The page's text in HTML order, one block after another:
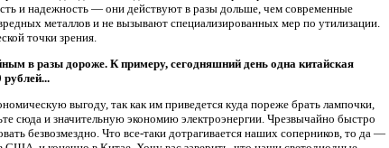
и надежность — они действуют в разы дольше, чем современные
металлов и не вызывают специализированных мер по утилизации.
точки зрения.
в разы дороже. К примеру, сегодняшний день одна китайская
выгоду, так как им приведется куда пореже брать лампочки,
сюда и значительную экономию электроэнергии. Чрезвычайно быстро
безвозмездно. Что все-таки дотрагивается наших соперников, то да —